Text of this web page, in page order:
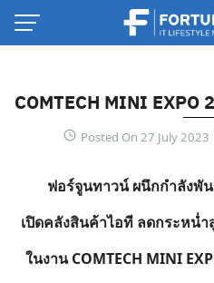
Skip
COMTECH MINI
Posted On 27 July 2023
ฟอร์จูนทาวน์ ผนึกกำลังพั
เปิดคลังสินค้าไอที ลดกระหน่ำ
ในงานCOMTECH MINI